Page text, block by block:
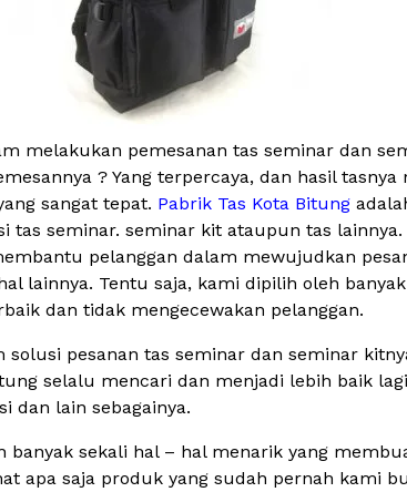
melakukan pemesanan tas seminar dan
? Yang terpercaya, dan hasil tasnya
sangat tepat. Pabrik Tas Kota Bitung
tas seminar. seminar kit ataupun tas
pelanggan dalam mewujudkan
lainnya. Tentu saja, kami dipilih oleh
dan tidak mengecewakan pelanggan.
solusi pesanan tas seminar dan seminar
selalu mencari dan menjadi lebih baik
dan lain sebagainya.
banyak sekali hal – hal menarik yang
apa saja produk yang sudah pernah kami